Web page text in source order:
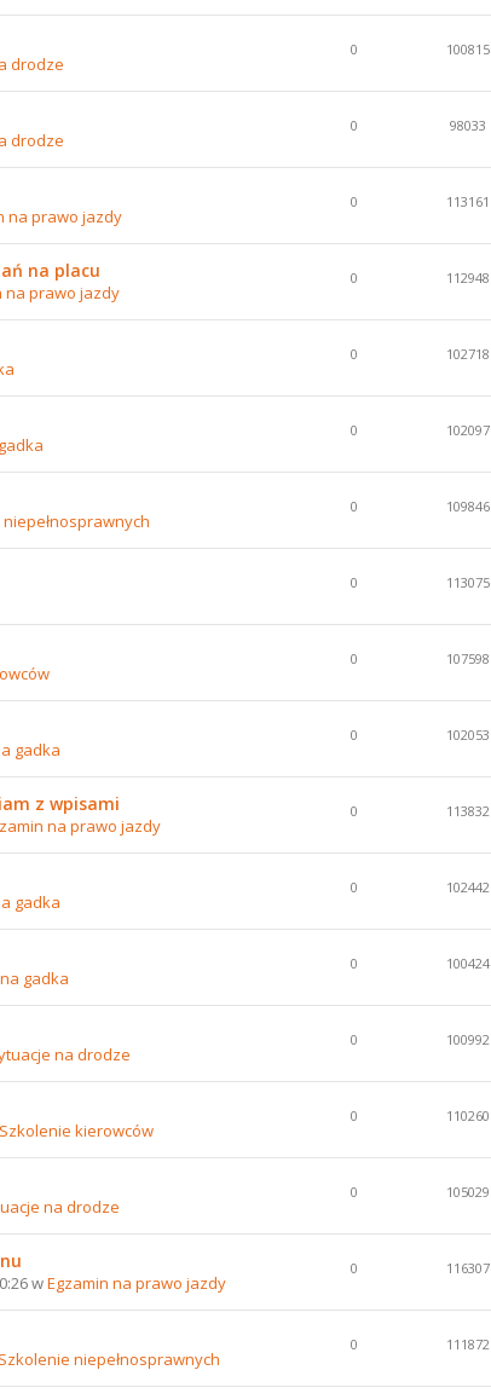
drodze
0 100815
drodze
0 98033
na prawo jazdy
0 113161
na placu
na prawo jazdy
0 112948
0 102718
0 102097
0 109846
0 113075
0 107598
gadka
0 102053
z wpisami
na prawo jazdy
0 113832
gadka
0 102442
gadka
0 100424
na drodze
0 100992
Szkolenie kierowców
0 110260
na drodze
0 105029
wEgzamin na prawo jazdy
0 116307
Szkolenie niepełnosprawnych
0 111872